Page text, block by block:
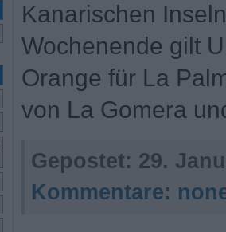
Kanarischen
Wochenende gilt
Orange für La
von La Gomera
Gepostet: 29.
Kommentare: